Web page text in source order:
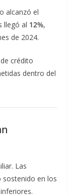
alcanzó el
llegó al 12%,
de 2024.
crédito
dentro del
Las
sostenido en los